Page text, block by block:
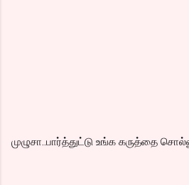
முழுசா..பார்த்துட்டு உங்க கருத்தை